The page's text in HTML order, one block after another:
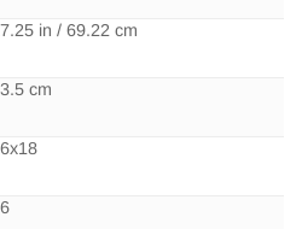
in / 69.22 cm
cm